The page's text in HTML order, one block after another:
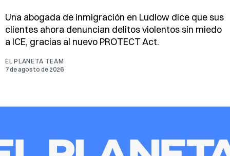
Una abogada de inmigración en Ludlow dice que sus
clientes ahora denuncian delitos violentos sin miedo
a ICE, gracias al nuevo PROTECT Act.
EL PLANETA TEAM
7 de agosto de 2026